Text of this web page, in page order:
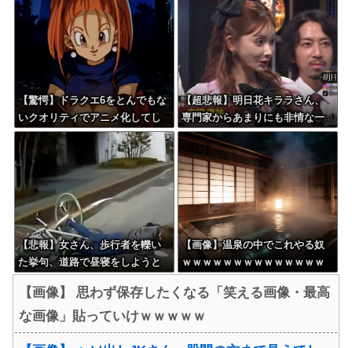
【驚愕】ドラクエ6をとんでもな
いクオリティでアニメ化してし
まったAI動画がこちらｗｗｗｗ
ｗ
【超悲報】明日花キララさん、
専門家からあまりにも非情な一
言を告げられる
【悲報】女さん、歩行者を轢い
た挙句、道路で昼寝をしようと
【画像】温泉の中でこれやる奴
ｗｗｗｗｗｗｗｗｗｗｗｗｗｗ
【画像】 思わず保存したくなる「笑える画像・最高
な画像」貼っていけｗｗｗｗｗ